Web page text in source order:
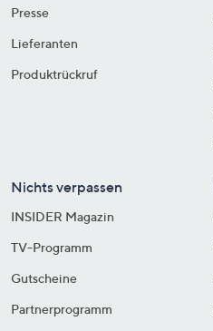
Presse
Lieferanten
Produktrückruf
Nichts verpassen
INSIDER Magazin
TV-Programm
Gutscheine
Partnerprogramm